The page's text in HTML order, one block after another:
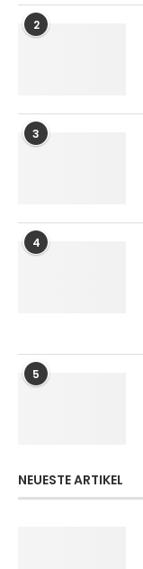
2
3
4
5
NEUESTE ARTIKEL